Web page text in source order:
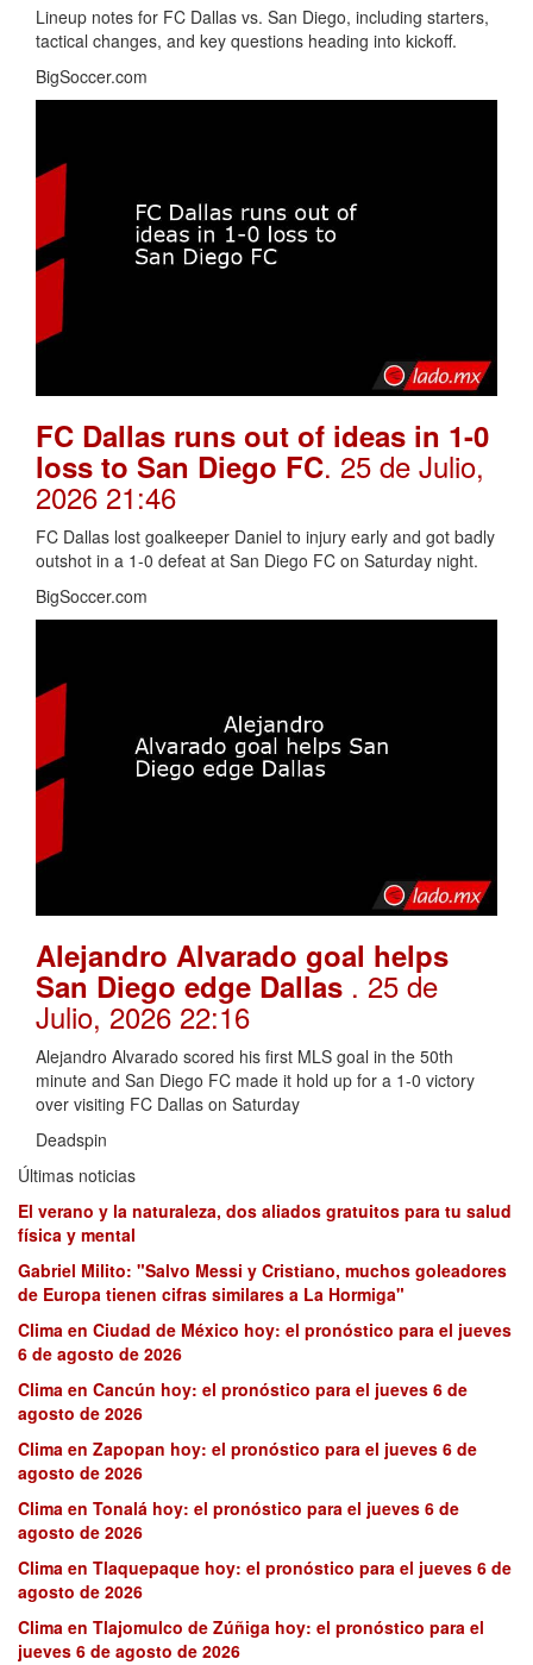
Lineup notes for FC Dallas vs. San Diego, including starters,
tactical changes, and key questions heading into kickoff.
BigSoccer.com
FC Dallas runs out of ideas in 1-0
loss to San Diego FC. 25 de Julio,
2026 21:46
FC Dallas lost goalkeeper Daniel to injury early and got badly
outshot in a 1-0 defeat at San Diego FC on Saturday night.
BigSoccer.com
Alejandro Alvarado goal helps
San Diego edge Dallas . 25 de
Julio, 2026 22:16
Alejandro Alvarado scored his first MLS goal in the 50th
minute and San Diego FC made it hold up for a 1-0 victory
over visiting FC Dallas on Saturday
Deadspin
Últimas noticias
El verano y la naturaleza, dos aliados gratuitos para tu salud
física y mental
Gabriel Milito: "Salvo Messi y Cristiano, muchos goleadores
de Europa tienen cifras similares a La Hormiga"
Clima en Ciudad de México hoy: el pronóstico para el jueves
6 de agosto de 2026
Clima en Cancún hoy: el pronóstico para el jueves 6 de
agosto de 2026
Clima en Zapopan hoy: el pronóstico para el jueves 6 de
agosto de 2026
Clima en Tonalá hoy: el pronóstico para el jueves 6 de
agosto de 2026
Clima en Tlaquepaque hoy: el pronóstico para el jueves 6 de
agosto de 2026
Clima en Tlajomulco de Zúñiga hoy: el pronóstico para el
jueves 6 de agosto de 2026